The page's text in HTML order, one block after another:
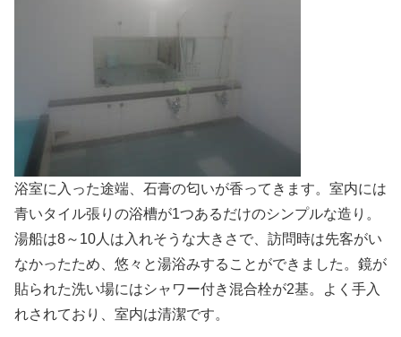
浴室に入った途端、石膏の匂いが香ってきます。室内には
青いタイル張りの浴槽が1つあるだけのシンプルな造り。
湯船は8～10人は入れそうな大きさで、訪問時は先客がい
なかったため、悠々と湯浴みすることができました。鏡が
貼られた洗い場にはシャワー付き混合栓が2基。よく手入
れされており、室内は清潔です。